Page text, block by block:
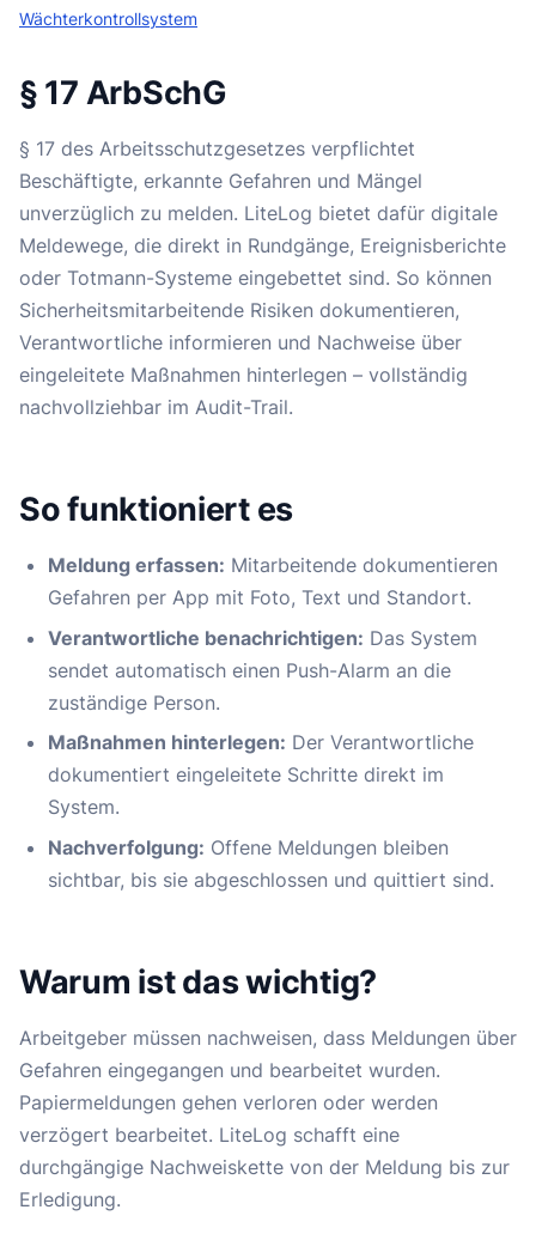
Wächterkontrollsystem
§ 17 ArbSchG
§ 17 des Arbeitsschutzgesetzes verpflichtet
Beschäftigte, erkannte Gefahren und Mängel
unverzüglich zu melden. LiteLog bietet dafür digitale
Meldewege, die direkt in Rundgänge, Ereignisberichte
oder Totmann-Systeme eingebettet sind. So können
Sicherheitsmitarbeitende Risiken dokumentieren,
Verantwortliche informieren und Nachweise über
eingeleitete Maßnahmen hinterlegen – vollständig
nachvollziehbar im Audit-Trail.
So funktioniert es
Meldung erfassen: Mitarbeitende dokumentieren
Gefahren per App mit Foto, Text und Standort.
Verantwortliche benachrichtigen: Das System
sendet automatisch einen Push-Alarm an die
zuständige Person.
Maßnahmen hinterlegen: Der Verantwortliche
dokumentiert eingeleitete Schritte direkt im
System.
Nachverfolgung: Offene Meldungen bleiben
sichtbar, bis sie abgeschlossen und quittiert sind.
Warum ist das wichtig?
Arbeitgeber müssen nachweisen, dass Meldungen über
Gefahren eingegangen und bearbeitet wurden.
Papiermeldungen gehen verloren oder werden
verzögert bearbeitet. LiteLog schafft eine
durchgängige Nachweiskette von der Meldung bis zur
Erledigung.